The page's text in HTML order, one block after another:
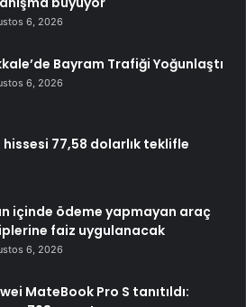
6, 2026
Bayram Trafiği Yoğunlaştı
6, 2026
77,58 dolarlık teklifle
içinde ödeme yapmayan araç
faiz uygulanacak
6, 2026
MateBook Pro S tanıtıldı: